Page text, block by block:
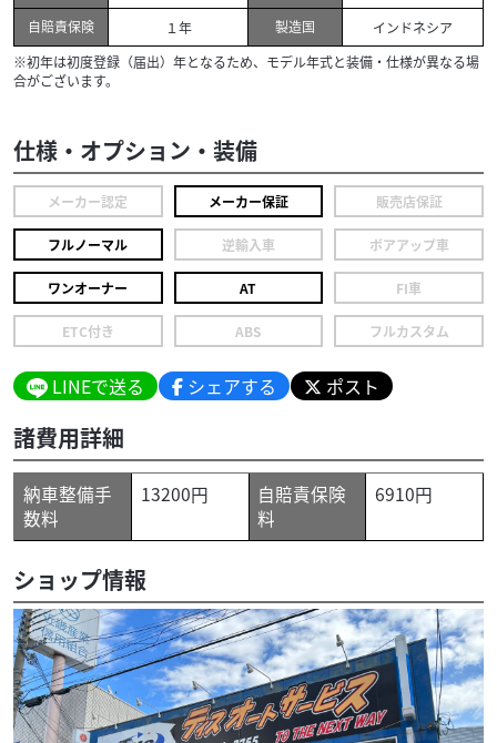
自賠責保険
１年 製造国
インドネシア
※初年は初度登録（届出）年となるため、モデル年式と装備・仕様が異なる場
合がございます。
仕様・オプション・装備
メーカー認定 メーカー保証 販売店保証
フルノーマル 逆輸入車 ボアアップ車
ワンオーナー AT FI車
ETC付き ABS フルカスタム
LINEで送る シェアする ポスト
諸費用詳細
納車整備手
数料
13200円
自賠責保険
料
6910円
ショップ情報